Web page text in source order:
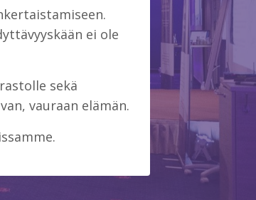
ei ole
sekä
vauraan elämän.